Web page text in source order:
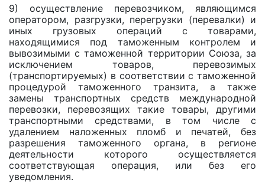
9) осуществление перевозчиком, являющимся
оператором, разгрузки, перегрузки (перевалки) и
иных грузовых операций с товарами,
находящимися под таможенным контролем и
вывозимыми с таможенной территории Союза, за
исключением товаров, перевозимых
(транспортируемых) в соответствии с таможенной
процедурой таможенного транзита, а также
замены транспортных средств международной
перевозки, перевозящих такие товары, другими
транспортными средствами, в том числе с
удалением наложенных пломб и печатей, без
разрешения таможенного органа, в регионе
деятельности которого осуществляется
соответствующая операция, или без его
уведомления.